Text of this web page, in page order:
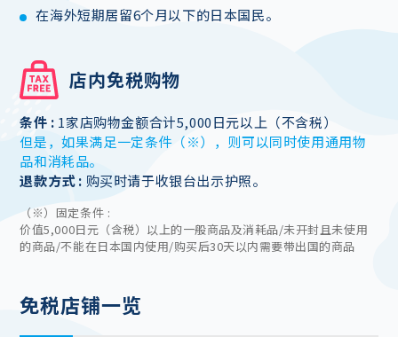
在海外短期居留6个月以下的日本国民。
店内免税购物
条件 : 1家店购物金额合计5,000日元以上（不含税）
但是，如果满足一定条件（※），则可以同时使用通用物
品和消耗品。
退款方式 : 购买时请于收银台出示护照。
（※）固定条件 :
价值5,000日元（含税）以上的一般商品及消耗品/未开封且未使用
的商品/不能在日本国内使用/购买后30天以内需要带出国的商品
免税店铺一览